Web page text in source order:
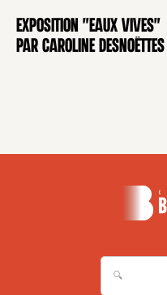
EXPOSITION
Exposition "Eaux Vives"
par Caroline Desnoëttes